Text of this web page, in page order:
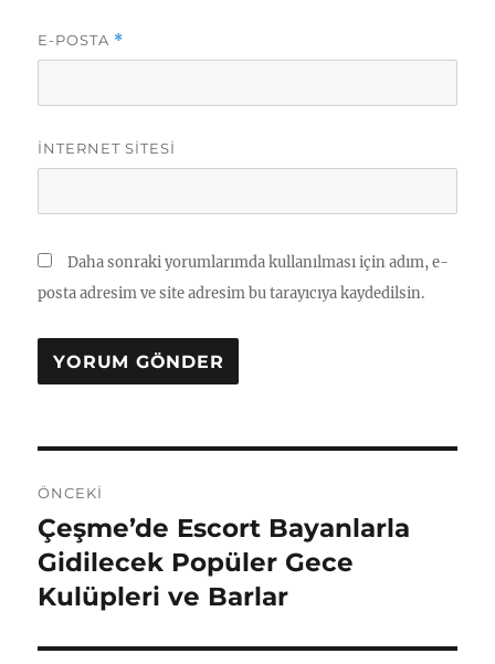
E-POSTA *
İNTERNET SITESI
Daha sonraki yorumlarımda kullanılması için adım, e-
posta adresim ve site adresim bu tarayıcıya kaydedilsin.
gezinmesi
ÖNCEKI
Önceki
yazı:
Çeşme’de Escort Bayanlarla
Gidilecek Popüler Gece
Kulüpleri ve Barlar